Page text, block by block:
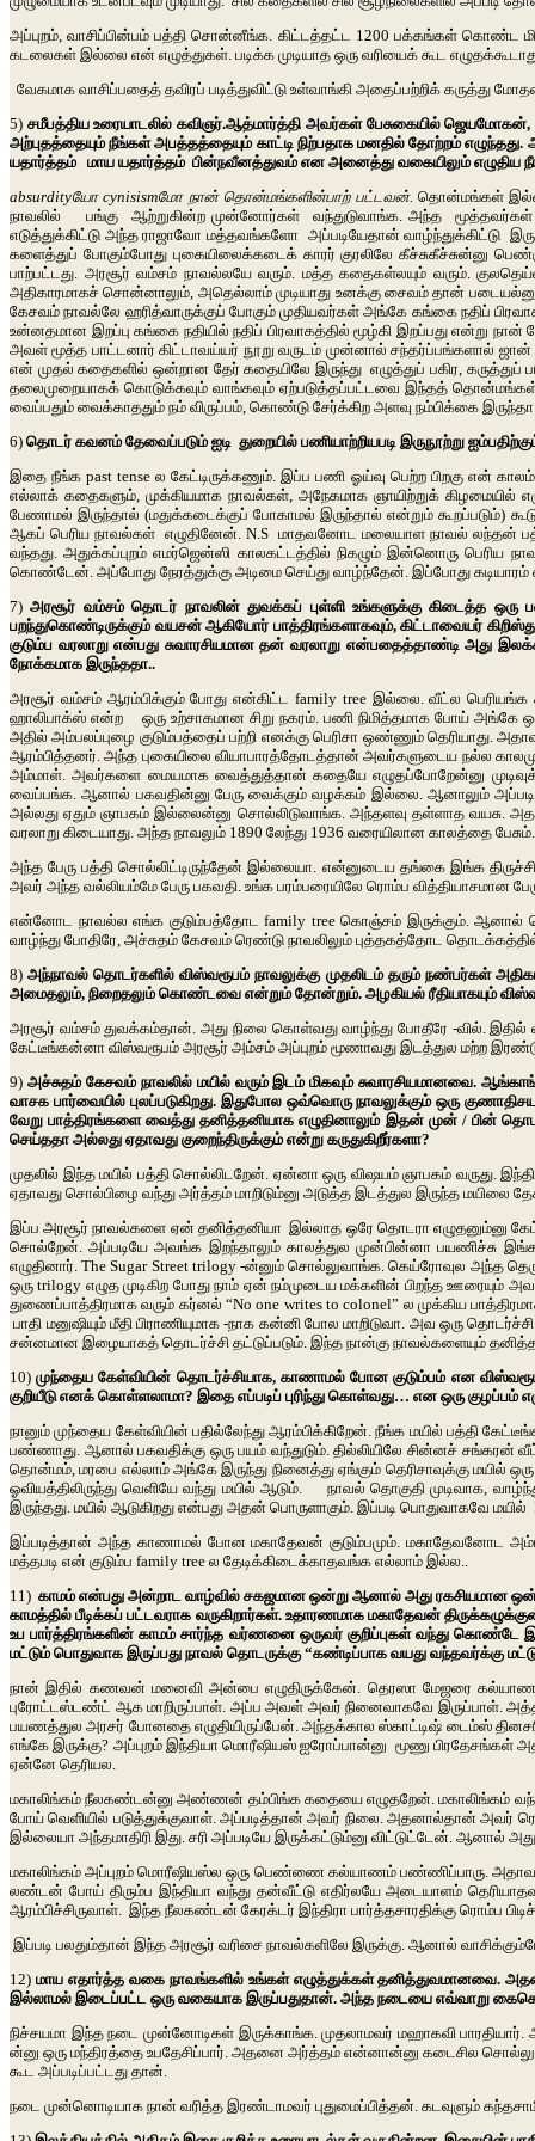
அப்புறம், வாசிப்பின்பம் பத்தி சொன்னீங்க. கிட்டத்தட்ட 1200 பக்கங்கள் கொண்ட
கடலைகள் இல்லை என் எழுத்துகள். படிக்க முடியாத ஒரு வரியைக் கூட
வேகமாக வாசிப்பதைத் தவிரப் படித்துவிட்டு உள்வாங்கி அதைப்பற்றிக்
5) சமீபத்திய உரையாடலில் கவிஞர்.ஆத்மார்த்தி அவர்கள் பேசுகையில் ஜெயமோகன்,
அற்புதத்தையும் நீங்கள் அபத்தத்தையும் காட்டி நிற்பதாக மனதில் தோற்றம்
யதார்த்தம் மாய யதார்த்தம் பின்நவீனத்துவம் என அனைத்து வகையிலும் எழுதிய
absurdityயோ cynisismமோ நான் தொன்மங்களின்பாற் பட்டவன். தொன்மங்கள்
நாவலில் பங்கு ஆற்றுகின்ற முன்னோர்கள் வந்துடுவாங்க. அந்த மூத்தவர்கள்
எடுத்துக்கிட்டு அந்த ராஜாவோ மத்தவங்களோ அப்படியேதான் வாழ்ந்துக்கிட்டு
களைத்துப் போகும்போது புகையிலைக்கடைக் காரர் குரலிலே
பாற்பட்டது. அரசூர் வம்சம் நாவல்லயே வரும். மத்த கதைகள்லயும் வரும்.
அதிகாரமாகச் சொன்னாலும், அதெல்லாம் முடியாது உனக்கு சைவம் தான்
கேசவம் நாவல்லே ஹரித்வாருக்குப் போகும் முதியவர்கள் அங்கே கங்கை நதிப்
உன்னதமான இறப்பு கங்கை நதியில் நதிப் பிரவாகத்தில் மூழ்கி இறப்பது என்று
அவள் மூத்த பாட்டனார் கிட்டாவய்யர் நூறு வருடம் முன்னால் சந்தர்ப்பங்களால்
என் முதல் கதைகளில் ஒன்றான தேர் கதையிலே இருந்து எழுத்துப் பகிர,
தலைமுறையாகக் கொடுக்கவும் வாங்கவும் ஏற்படுத்தப்பட்டவை இந்தத்
வைப்பதும் வைக்காததும் நம் விருப்பம், கொண்டு சேர்க்கிற அளவு நம்பிக்கை
6) தொடர் கவனம் தேவைப்படும் ஐடி துறையில் பணியாற்றியபடி இருநூற்று
இதை நீங்க past tense ல கேட்டிருக்கணும். இப்ப பணி ஓய்வு பெற்ற பிறகு என்
எல்லாக் கதைகளும், முக்கியமாக நாவல்கள், அநேகமாக ஞாயிற்றுக் கிழமையில்
பேணாமல் இருந்தால் (மதுக்கடைக்குப் போகாமல் இருந்தால் என்றும் கூறப்படும்)
ஆகப் பெரிய நாவல்கள் எழுதினேன். N.S மாதவனோட மலையாள நாவல் லந்தன்
வந்தது. அதுக்கப்புறம் எமர்ஜென்ஸி காலகட்டத்தில் நிகழும் இன்னொரு பெரிய
கொண்டேன். அப்போது நேரத்துக்கு அடிமை செய்து வாழ்ந்தேன். இப்போது கடியாரம்
7)அரசூர் வம்சம் தொடர் நாவலின் துவக்கப் புள்ளி உங்களுக்கு கிடைத்த ஒரு
பறந்துகொண்டிருக்கும் வயசன் ஆகியோர் பாத்திரங்களாகவும், கிட்டாவையர்
குடும்ப வரலாறு என்பது சுவாரசியமான தன் வரலாறு என்பதைத்தாண்டி அது
நோக்கமாக இருந்ததா..
அரசூர் வம்சம் ஆரம்பிக்கும் போது என்கிட்ட family tree இல்லை. வீட்ல பெரியங்க
ஹாலிபாக்ஸ் என்ற ஒரு உற்சாகமான சிறு நகரம். பணி நிமித்தமாக போய் அங்கே
அதில் அம்பலப்புழை குடும்பத்தைப் பற்றி எனக்கு பெரிசா ஒண்ணும்
ஆரம்பித்தனர். அந்த புகையிலை வியாபாரத்தோடத்தான் அவர்களுடைய நல்ல
அம்மாள். அவர்களை மையமாக வைத்துத்தான் கதையே எழுதப்போறேன்னு
வைப்பங்க. ஆனால் பகவதின்னு பேரு வைக்கும் வழக்கம் இல்லை. ஆனாலும்
அல்லது ஏதும் ஞாபகம் இல்லைன்னு சொல்லிடுவாங்க. அந்தளவு தள்ளாத வயசு.
வரலாறு கிடையாது. அந்த நாவலும் 1890 லேந்து 1936 வரையிலான காலத்தை
அந்த பேரு பத்தி சொல்லிட்டிருந்தேன் இல்லையா. என்னுடைய தங்கை இங்க
அவர் அந்த வல்லியம்மே பேரு பகவதி. உங்க பரம்பரையிலே ரொம்ப வித்தியாசமான
என்னோட நாவல்ல எங்க குடும்பத்தோட family tree கொஞ்சம் இருக்கும். ஆனால்
வாழ்ந்து போதிரே, அச்சுதம் கேசவம் ரெண்டு நாவலிலும் புத்தகத்தோட தொடக்கத்தில்
8)அந்நாவல் தொடர்களில் விஸ்வரூபம் நாவலுக்கு முதலிடம் தரும் நண்பர்கள்
அமைதலும், நிறைதலும் கொண்டவை என்றும் தோன்றும். அழகியல் ரீதியாகயும்
அரசூர் வம்சம் துவக்கம்தான். அது நிலை கொள்வது வாழ்ந்து போதீரே -வில். இதில்
கேட்டீங்கன்னா விஸ்வரூபம் அரசூர் அம்சம் அப்புறம் மூணாவது இடத்துல மற்ற
9) அச்சுதம் கேசவம் நாவலில் மயில் வரும் இடம் மிகவும் சுவாரசியமானவை.
வாசக பார்வையில் புலப்படுகிறது. இதுபோல ஒவ்வொரு நாவலுக்கும் ஒரு
வேறு பாத்திரங்களை வைத்து தனித்தனியாக எழுதினாலும் இதன் முன் / பின்
செய்ததா அல்லது ஏதாவது குறைந்திருக்கும் என்று கருதுகிறீர்களா?
முதலில் இந்த மயில் பத்தி சொல்லிடறேன். ஏன்னா ஒரு விஷயம் ஞாபகம் வருது.
ஏதாவது சொல்பிழை வந்து அர்த்தம் மாறிடும்னு அடுத்த இடத்துல இருந்த மயிலை
இப்ப அரசூர் நாவல்களை ஏன் தனித்தனியா இல்லாத ஒரே தொடரா எழுதனும்னு
சொல்றேன். அப்படியே அவங்க இறந்தாலும் காலத்துல முன்பின்னா பயணிச்சு
எழுதினார். The Sugar Street trilogy -ன்னும் சொல்லுவாங்க. கெய்ரோவுல அந்த
ஒரு trilogy எழுத முடிகிற போது நாம் ஏன் நம்முடைய மக்களின் பிறந்த
துணைப்பாத்திரமாக வரும் கர்னல் “No one writes to colonel” ல முக்கிய
பாதி மனுஷியும் மீதி பிராணியுமாக -நாக கன்னி போல மாறிடுவா. அவ ஒரு
சன்னமான இழையாகத் தொடர்ச்சி தட்டுப்படும். இந்த நான்கு நாவல்களையும்
10)முந்தைய கேள்வியின் தொடர்ச்சியாக, காணாமல் போன குடும்பம் என
குறியீடு எனக் கொள்ளலாமா? இதை எப்படிப் புரிந்து கொள்வது… என ஒரு
நானும் முந்தைய கேள்வியின் பதில்லேந்து ஆரம்பிக்கிறேன். நீங்க மயில் பத்தி
பண்ணாது. ஆனால் பகவதிக்கு ஒரு பயம் வந்துடும். தில்லியிலே சின்னச் சங்கரன்
தொன்மம், மரபை எல்லாம் அங்கே இருந்து நினைத்து ஏங்கும் தெரிசாவுக்கு மயில் ஒரு
ஓவியத்திலிருந்து வெளியே வந்து மயில் ஆடும். நாவல் தொகுதி முடிவாக,
இருந்தது. மயில் ஆடுகிறது என்பது அதன் பொருளாகும். இப்படி பொதுவாகவே
இப்படித்தான் அந்த காணாமல் போன மகாதேவன் குடும்பமும். மகாதேவனோட அம்மா
மத்தபடி என் குடும்ப family tree ல தேடிக்கிடைக்காதவங்க எல்லாம் இல்ல..
11)காமம் என்பது அன்றாட வாழ்வில் சகஜமான ஒன்று ஆனால் அது ரகசியமான
காமத்தில் பீடிக்கப் பட்டவராக வருகிறார்கள். உதாரணமாக மகாதேவன்
உப பார்த்திரங்களின் காமம் சார்ந்த வர்ணனை ஒருவர் குறிப்புகள் வந்து
மட்டும் பொதுவாக இருப்பது நாவல் தொடருக்கு “கண்டிப்பாக வயது வந்தவர்க்கு
நான் இதில் கணவன் மனைவி அன்பை எழுதிருக்கேன். தெரஸா மேஜரை கல்யாணம்
புரோட்டஸ்டண்ட் ஆக மாறிருப்பாள். அப்ப அவள் அவர் நினைவாகவே இருப்பாள்.
பயணத்துல அரசர் போனதை எழுதியிருப்பேன். அந்தக்கால ஸ்காட்டிஷ் டைம்ஸ்
எங்கே இருக்கு? அப்புறம் இந்தியா மொரீஷியஸ் ஐரோப்பான்னு மூணு பிரதேசங்கள்
ஏன்னே தெரியல.
மகாலிங்கம் நீலகண்டன்னு அண்ணன் தம்பிங்க கதையை எழுதறேன். மகாலிங்கம் வந்து
போய் வெளியில் படுத்துக்குவாள். அப்படித்தான் அவர் நிலை. அதனால்தான் அவர்
இல்லையா அந்தமாதிரி இது. சரி அப்படியே இருக்கட்டும்னு விட்டுட்டேன். ஆனால்
மகாலிங்கம் அப்புறம் மொரீஷியஸ்ல ஒரு பெண்ணை கல்யாணம் பண்ணிப்பாரு.
லண்டன் போய் திரும்ப இந்தியா வந்து தன்வீட்டு எதிர்லயே அடையாளம்
ஆரம்பிச்சிருவாள். இந்த நீலகண்டன் கேரக்டர் இந்திரா பார்த்தசாரதிக்கு ரொம்ப
இப்படி பலதும்தான் இந்த அரசூர் வரிசை நாவல்களிலே இருக்கு. ஆனால்
12) மாய எதார்த்த வகை நாவங்களில் உங்கள் எழுத்துக்கள் தனித்துவமானவை.
இல்லாமல் இடைப்பட்ட ஒரு வகையாக இருப்பதுதான். அந்த நடையை எவ்வாறு
நிச்சயமா இந்த நடை முன்னோடிகள் இருக்காங்க. முதலாமவர் மஹாகவி பாரதியார்.
ன்னு ஒரு மந்திரத்தை உபதேசிப்பார். அதனை அர்த்தம் என்னான்னு கடைசில
கூட அப்படிப்பட்டது தான்.
நடை முன்னொடியாக நான் வரித்த இரண்டாமவர் புதுமைப்பித்தன். கடவுளும்